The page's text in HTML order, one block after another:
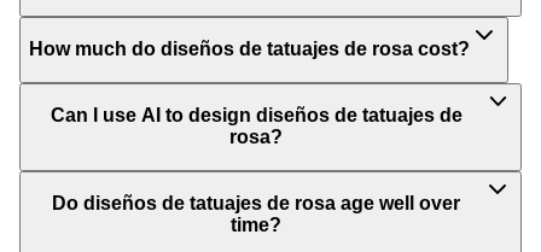
How much do diseños de tatuajes de rosa cost?
Can I use AI to design diseños de tatuajes de
rosa?
Do diseños de tatuajes de rosa age well over
time?